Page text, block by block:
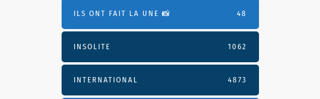
ILS ONT FAIT LA UNE 📸 48
INSOLITE 1062
INTERNATIONAL 4873